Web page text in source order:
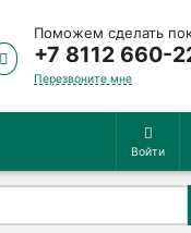
Поможем сделать
+7 8112 660-
Перезвоните мне
Войти